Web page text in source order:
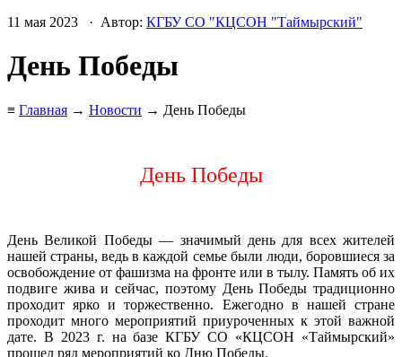
11 мая 2023 · Автор: КГБУ СО "КЦСОН "Таймырский"
День Победы
≡ Главная → Новости → День Победы
День Победы
День Великой Победы — значимый день для всех жителей
нашей страны, ведь в каждой семье были люди, боровшиеся за
освобождение от фашизма на фронте или в тылу. Память об их
подвиге жива и сейчас, поэтому День Победы традиционно
проходит ярко и торжественно. Ежегодно в нашей стране
проходит много мероприятий приуроченных к этой важной
дате. В 2023 г. на базе КГБУ СО «КЦСОН «Таймырский»
прошел ряд мероприятий ко Дню Победы.